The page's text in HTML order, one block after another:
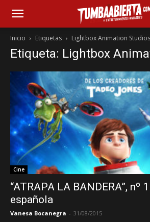
Inicio Etiquetas Lightbox Animation Studios
Etiqueta: Lightbox
Cine
“ATRAPA LA BANDERA”, nº
española
Vanesa Bocanegra - 31/08/2015